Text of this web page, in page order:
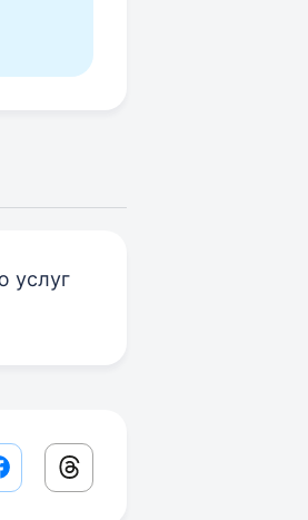
услуг
share link
Threads share link